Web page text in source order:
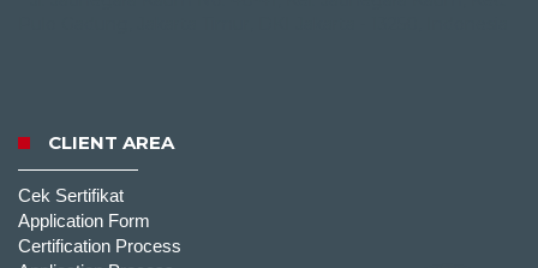
CLIENT AREA
Cek Sertifikat
Application Form
Certification Process